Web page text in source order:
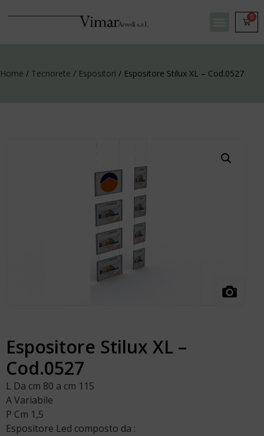
0
Home / Tecnorete / Espositori / Espositore Stilux XL – Cod.0527
Espositore Stilux XL –
Cod.0527
L Da cm 80 a cm 115
A Variabile
P Cm 1,5
Espositore Led composto da :